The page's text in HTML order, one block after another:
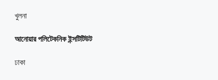
খুলনা
আনোয়ার পলিটেকনিক ইন্সটিটিউট
ঢাকা